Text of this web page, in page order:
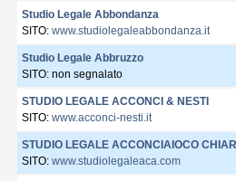
Studio Legale Abbondanza
SITO: www.studiolegaleabbondanza.it
Studio Legale Abbruzzo
SITO: non segnalato
STUDIO LEGALE ACCONCI & NESTI
SITO: www.acconci-nesti.it
STUDIO LEGALE ACCONCIAIOCO
SITO: www.studiolegaleaca.com